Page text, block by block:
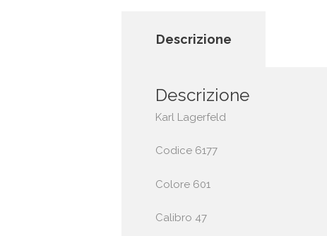
Descrizione
Descrizione
Karl Lagerfeld
Codice 6177
Colore 601
Calibro 47